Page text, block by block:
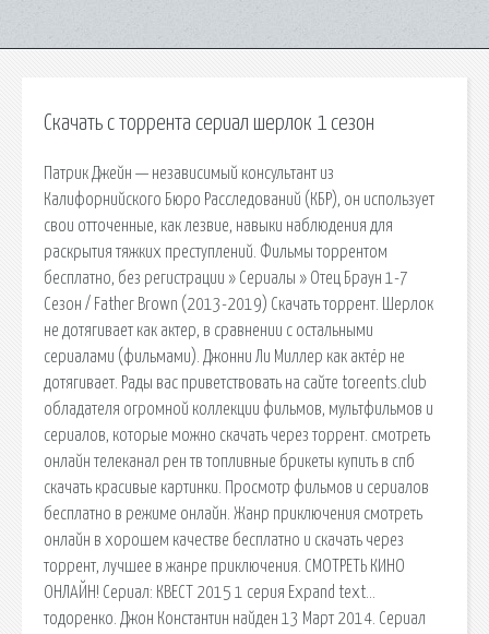
Скачать с торрента сериал шерлок 1 сезон
Патрик Джейн — независимый консультант из
Калифорнийского Бюро Расследований (КБР), он использует
свои отточенные, как лезвие, навыки наблюдения для
раскрытия тяжких преступлений. Фильмы торрентом
бесплатно, без регистрации » Сериалы » Отец Браун 1-7
Сезон / Father Brown (2013-2019) Скачать торрент. Шерлок
не дотягивает как актер, в сравнении с остальными
сериалами (фильмами). Джонни Ли Миллер как актёр не
дотягивает. Рады вас приветствовать на сайте toreents.club
обладателя огромной коллекции фильмов, мультфильмов и
сериалов, которые можно скачать через торрент. смотреть
онлайн телеканал рен тв топливные брикеты купить в спб
скачать красивые картинки. Просмотр фильмов и сериалов
бесплатно в режиме онлайн. Жанр приключения смотреть
онлайн в хорошем качестве бесплатно и скачать через
торрент, лучшее в жанре приключения. СМОТРЕТЬ КИНО
ОНЛАЙН! Сериал: КВЕСТ 2015 1 серия Expand text…
тодоренко. Джон Константин найден 13 Март 2014. Сериал